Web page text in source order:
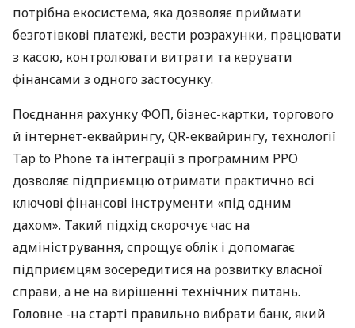
потрібна екосистема, яка дозволяє приймати
безготівкові платежі, вести розрахунки, працювати
з касою, контролювати витрати та керувати
фінансами з одного застосунку.
Поєднання рахунку ФОП, бізнес-картки, торгового
й інтернет-еквайрингу, QR-еквайрингу, технології
Tap to Phone та інтеграції з програмним РРО
дозволяє підприємцю отримати практично всі
ключові фінансові інструменти «під одним
дахом». Такий підхід скорочує час на
адміністрування, спрощує облік і допомагає
підприємцям зосередитися на розвитку власної
справи, а не на вирішенні технічних питань.
Головне -на старті правильно вибрати банк, який